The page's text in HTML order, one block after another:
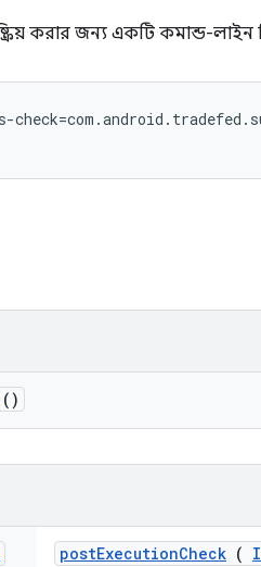
করার জন্য একটি কমান্ড-লাইন
()
postExecutionCheck (